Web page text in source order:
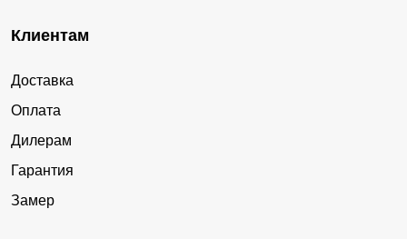
Клиентам
Доставка
Оплата
Дилерам
Гарантия
Замер